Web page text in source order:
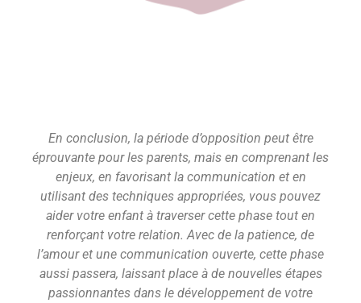
En conclusion, la période d’opposition peut être
éprouvante pour les parents, mais en comprenant les
enjeux, en favorisant la communication et en
utilisant des techniques appropriées, vous pouvez
aider votre enfant à traverser cette phase tout en
renforçant votre relation. Avec de la patience, de
l’amour et une communication ouverte, cette phase
aussi passera, laissant place à de nouvelles étapes
passionnantes dans le développement de votre